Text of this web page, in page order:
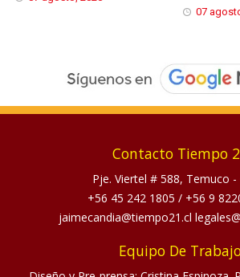
07
Contacto Tiempo
Pje. Viertel # 588, Temuco -
+56 45 242 1805 / +56 9
jaimecandia@tiempo21.cl
Equipo De Trabajo